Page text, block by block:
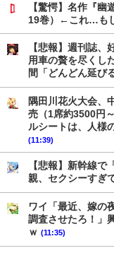
【驚愕】名作『
19巻）←これ…も
【悲報】週刊誌
用車の贅を尽くし
間「どんどん延び
隅田川花火大会、
売（1席約3500円
ルシートは、人様
(11:39)
【悲報】新幹線
親、セクシーすぎ
ワイ「最近、嫁
調査させたろ！」
ｗ (11:35)